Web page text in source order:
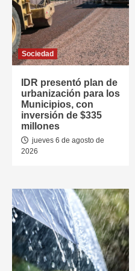
Sociedad
IDR presentó plan de
urbanización para los
Municipios, con
inversión de $335
millones
jueves 6 de agosto de
2026